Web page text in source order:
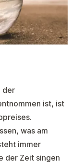
der
ist, ist
was am
immer
der Zeit singen